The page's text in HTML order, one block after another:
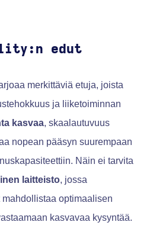
edut
merkittäviä etuja, joista
ja liiketoiminnan
kasvaa, skaalautuvuus
nopean pääsyn suurempaan
Näin ei tarvita
laitteisto, jossa
mahdollistaa optimaalisen
kasvavaa kysyntää.